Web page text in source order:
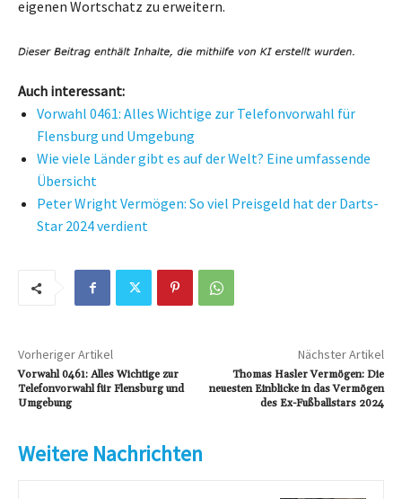
eigenen Wortschatz zu erweitern.
Auch interessant:
Vorwahl 0461: Alles Wichtige zur Telefonvorwahl für
Flensburg und Umgebung
Wie viele Länder gibt es auf der Welt? Eine umfassende
Übersicht
Peter Wright Vermögen: So viel Preisgeld hat der Darts-
Star 2024 verdient
Vorheriger Artikel
Vorwahl 0461: Alles Wichtige zur
Telefonvorwahl für Flensburg und
Umgebung
Nächster Artikel
Thomas Hasler Vermögen: Die
neuesten Einblicke in das Vermögen
des Ex-Fußballstars 2024
Weitere Nachrichten